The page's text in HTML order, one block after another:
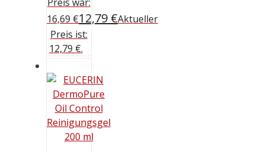
16,69 €12,79 €Aktueller
Preis ist:
12,79 €.